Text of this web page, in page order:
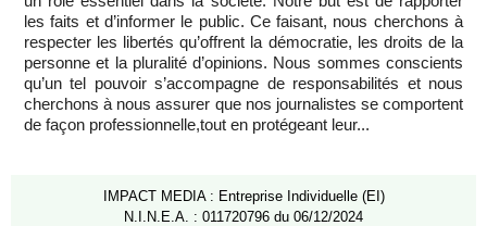
les faits et d’informer le public. Ce faisant, nous cherchons à
respecter les libertés qu’offrent la démocratie, les droits de la
personne et la pluralité d’opinions. Nous sommes conscients
qu’un tel pouvoir s’accompagne de responsabilités et nous
cherchons à nous assurer que nos journalistes se comportent
de façon professionnelle,tout en protégeant leur...
IMPACT MEDIA : Entreprise Individuelle (EI)
N.I.N.E.A. : 011720796 du 06/12/2024